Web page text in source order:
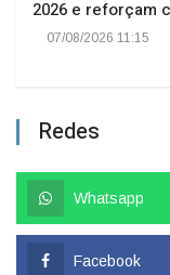
2026 e reforçam
07/08/2026 11:15
Redes
Whatsapp
Facebook